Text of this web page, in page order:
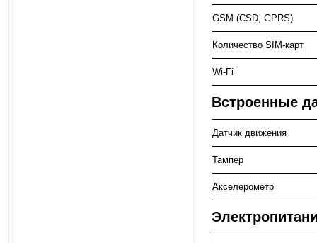
GSM (CSD, GPRS)
Количество SIM-карт
Wi-Fi
Встроенные
Датчик движения
Тампер
Акселерометр